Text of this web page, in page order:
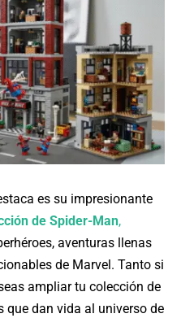
es su impresionante
de Spider-Man,
aventuras llenas
de Marvel. Tanto si
ampliar tu colección de
que dan vida al universo de